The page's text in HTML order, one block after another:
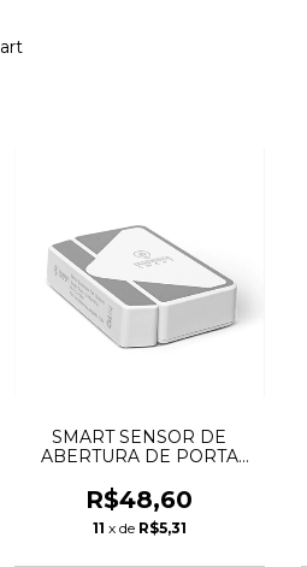
SMART SENSOR DE
ABERTURA DE PORTA
TASCHIBRA
R$48,60
11 x de R$5,31